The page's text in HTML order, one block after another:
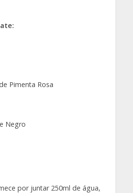
Pimenta Rosa
Negro
por juntar 250ml de água,